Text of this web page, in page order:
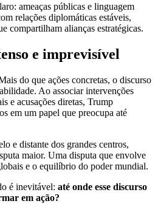
ameaças públicas e linguagem
relações diplomáticas estáveis,
compartilham alianças estratégicas.
e imprevisível
do que ações concretas, o discurso
Ao associar intervenções
e acusações diretas, Trump
em um papel que preocupa até
e distante dos grandes centros,
maior. Uma disputa que envolve
e o equilíbrio do poder mundial.
é inevitável: até onde esse discurso
em ação?